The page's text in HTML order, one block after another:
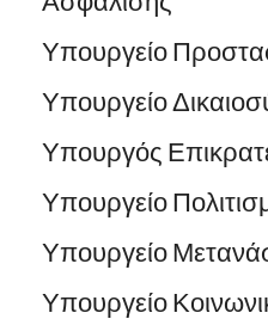
Υπουργείο
Υπουργείο
Υπουργός
Υπουργείο
Υπουργείο
Υπουργείο